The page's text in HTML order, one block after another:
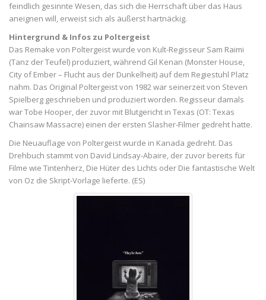
feindlich gesinnte Wesen, das sich die Herrschaft über das Haus
aneignen will, erweist sich als äußerst hartnäckig.
Hintergrund & Infos zu Poltergeist
Das Remake von Poltergeist wurde von Kult-Regisseur Sam Raimi
(Tanz der Teufel) produziert, während Gil Kenan (Monster House,
City of Ember – Flucht aus der Dunkelheit) auf dem Regiestuhl Platz
nahm. Das Original Poltergeist von 1982 war seinerzeit von Steven
Spielberg geschrieben und produziert worden. Regisseur damals
war Tobe Hooper, der zuvor mit Blutgericht in Texas (OT: Texas
Chainsaw Massacre) einen der ersten Slasher-Filmer gedreht hatte.
Die Neuauflage von Poltergeist wurde in Kanada gedreht. Das
Drehbuch stammt von David Lindsay-Abaire, der zuvor bereits für
Filme wie Tintenherz, Die Hüter des Lichts oder Die fantastische Welt
von Oz die Skript-Vorlage lieferte. (ES)